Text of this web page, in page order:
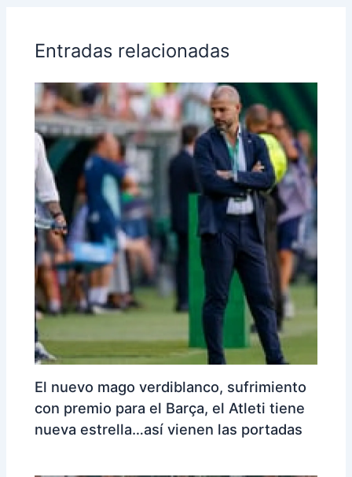
Entradas relacionadas
El nuevo mago verdiblanco, sufrimiento
con premio para el Barça, el Atleti tiene
nueva estrella…así vienen las portadas